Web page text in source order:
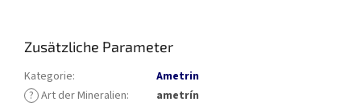
Zusätzliche Parameter
Kategorie:
Ametrin
? Art der Mineralien:
ametrín